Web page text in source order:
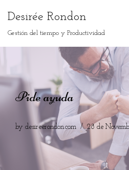
Desirée Rondon
Gestión del tiempo y Productividad
Pide ayuda
by desireerondon.com 28 de